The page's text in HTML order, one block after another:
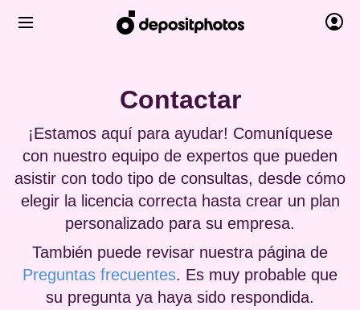
Contactar
¡Estamos aquí para ayudar! Comuníquese
con nuestro equipo de expertos que pueden
asistir con todo tipo de consultas, desde cómo
elegir la licencia correcta hasta crear un plan
personalizado para su empresa.
También puede revisar nuestra página de
Preguntas frecuentes. Es muy probable que
su pregunta ya haya sido respondida.